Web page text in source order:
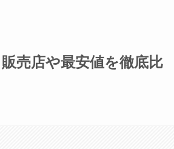
売店や最安値を徹底比